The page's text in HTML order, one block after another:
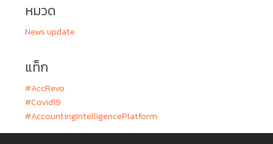
หมวด
News update
แท็ก
#AccRevo
#Covid19
#AccountingIntelligencePlatform